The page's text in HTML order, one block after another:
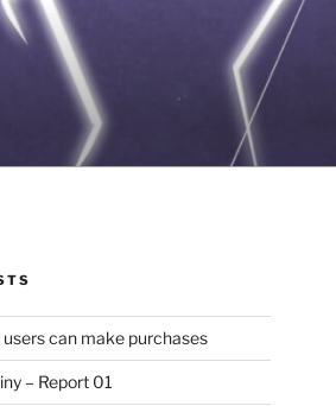
can make purchases
– Report 01